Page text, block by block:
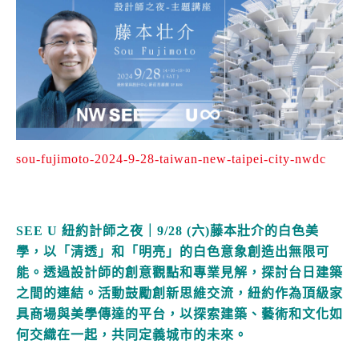
sou-fujimoto-2024-9-28-taiwan-new-taipei-city-nwdc
SEE U 紐約計師之夜｜9/28 (六)藤本壯介的白色美
學，以「清透」和「明亮」的白色意象創造出無限可
能。透過設計師的創意觀點和專業見解，探討台日建築
之間的連結。活動鼓勵創新思維交流，紐約作為頂級家
具商場與美學傳達的平台，以探索建築、藝術和文化如
何交織在一起，共同定義城市的未來。